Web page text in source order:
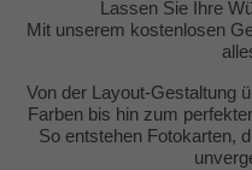
Lassen Sie Ihre
Mit unserem kostenlosen
Von der Layout-Gestaltung
Farben bis hin zum
So entstehen Fotokarten,